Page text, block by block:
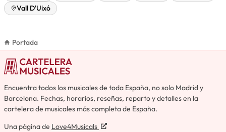
Vall D'Uixó
Portada
Encuentra todos los musicales de toda España, no solo Madrid y
Barcelona. Fechas, horarios, reseñas, reparto y detalles en la
cartelera de musicales más completa de España.
Una página de Love4Musicals